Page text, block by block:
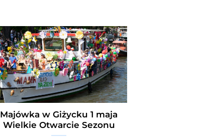
Majówka w Giżycku 1 maja
Wielkie Otwarcie Sezonu